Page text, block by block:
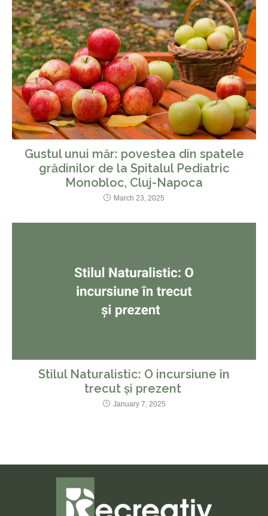
Gustul unui măr: povestea din spatele
grădinilor de la Spitalul Pediatric
Monobloc, Cluj-Napoca
March 23, 2025
Stilul Naturalistic: O incursiune în
trecut și prezent
January 7, 2025